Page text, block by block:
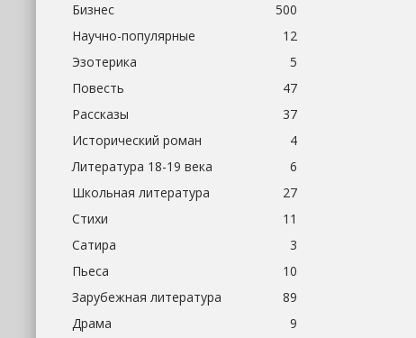
Бизнес
500
Научно-популярные
12
Эзотерика
5
Повесть
47
Рассказы
37
Исторический роман
4
Литература 18-19 века
6
Школьная литература
27
Стихи
11
Сатира
3
Пьеса
10
Зарубежная литература
89
Драма
9